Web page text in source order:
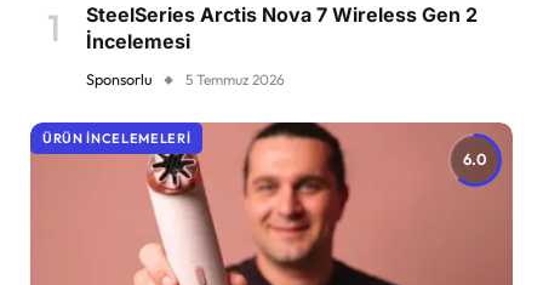
SteelSeries Arctis Nova 7 Wireless Gen 2
İncelemesi
Sponsorlu 5 Temmuz 2026
6.0
ÜRÜN İNCELEMELERI